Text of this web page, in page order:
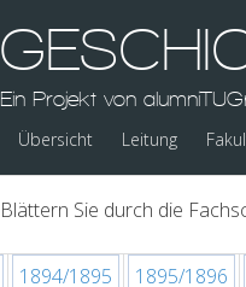
Ein Projekt von
Übersicht Leitung
Blättern Sie durch die
1894/1895 1895/1896